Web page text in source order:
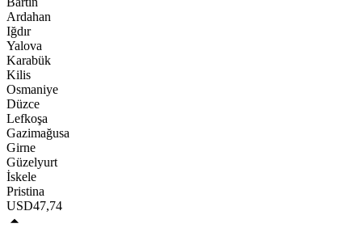
Ardahan
Iğdır
Yalova
Karabük
Kilis
Osmaniye
Düzce
Lefkoşa
Gazimağusa
Girne
Güzelyurt
İskele
Pristina
USD47,74